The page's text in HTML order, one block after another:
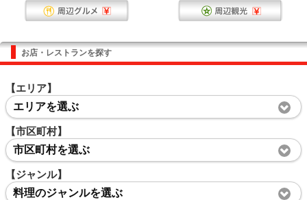
お店・レストランを探す
【エリア】
エリアを選ぶ
【市区町村】
市区町村を選ぶ
【ジャンル】
料理のジャンルを選ぶ